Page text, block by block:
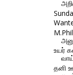
உயர்
தனி